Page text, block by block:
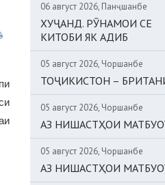
06 август 2026, Панҷшанбе
ХУҶАНД. РӮНАМОИ СЕ
КИТОБИ ЯК АДИБ
05 август 2026, Чоршанбе
ТОҶИКИСТОН –
05 август 2026, Чоршанбе
АЗ НИШАСТҲОИ
05 август 2026, Чоршанбе
АЗ НИШАСТҲОИ